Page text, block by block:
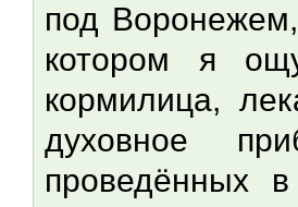
под
котором я
кормилица,
духовное
проведённых